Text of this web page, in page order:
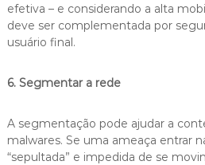
efetiva – e considerando a alta
deve ser complementada por
usuário final.
6. Segmentar a rede
A segmentação pode ajudar a
malwares. Se uma ameaça entrar
“sepultada” e impedida de se